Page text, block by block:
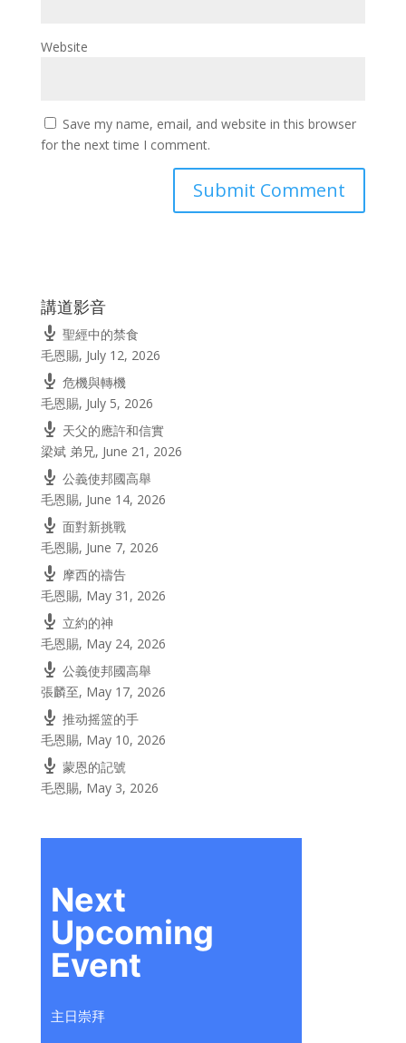
Website
Save my name, email, and website in this browser
for the next time I comment.
講道影音
聖經中的禁食
毛恩賜, July 12, 2026
危機與轉機
毛恩賜, July 5, 2026
天父的應許和信實
梁斌 弟兄, June 21, 2026
公義使邦國高舉
毛恩賜, June 14, 2026
面對新挑戰
毛恩賜, June 7, 2026
摩西的禱告
毛恩賜, May 31, 2026
立約的神
毛恩賜, May 24, 2026
公義使邦國高舉
張麟至, May 17, 2026
推动摇篮的手
毛恩賜, May 10, 2026
蒙恩的記號
毛恩賜, May 3, 2026
Next
Upcoming
Event
主日崇拜